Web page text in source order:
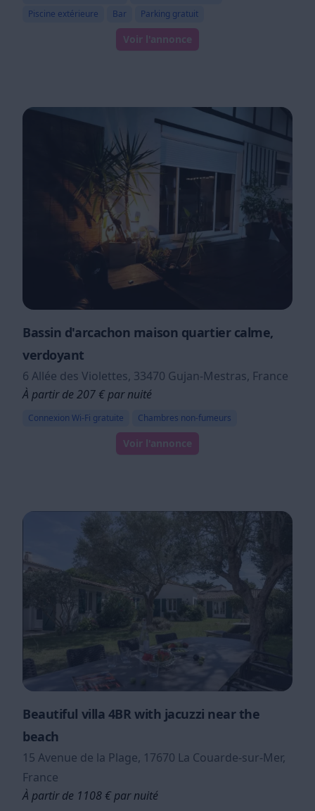
Piscine extérieure
Bar Parking gratuit
Voir l'annonce
Bassin d'arcachon maison quartier calme,
verdoyant
6 Allée des Violettes, 33470 Gujan-Mestras, France
À partir de 207 € par nuité
Connexion Wi-Fi gratuite Chambres non-fumeurs
Voir l'annonce
Beautiful villa 4BR with jacuzzi near the
beach
15 Avenue de la Plage, 17670 La Couarde-sur-Mer,
France
À partir de 1108 € par nuité